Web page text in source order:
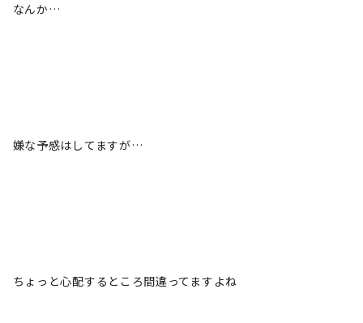
なんか…
嫌な予感はしてますが…
ちょっと心配するところ間違ってますよね